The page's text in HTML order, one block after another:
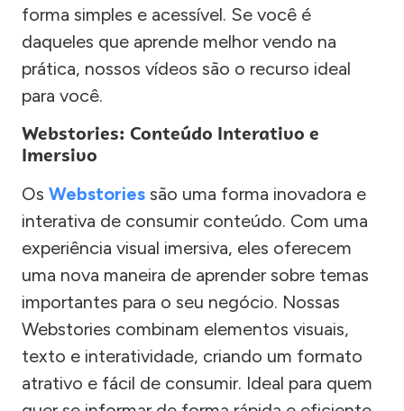
forma simples e acessível. Se você é
daqueles que aprende melhor vendo na
prática, nossos vídeos são o recurso ideal
para você.
Webstories: Conteúdo Interativo e
Imersivo
Os Webstories são uma forma inovadora e
interativa de consumir conteúdo. Com uma
experiência visual imersiva, eles oferecem
uma nova maneira de aprender sobre temas
importantes para o seu negócio. Nossas
Webstories combinam elementos visuais,
texto e interatividade, criando um formato
atrativo e fácil de consumir. Ideal para quem